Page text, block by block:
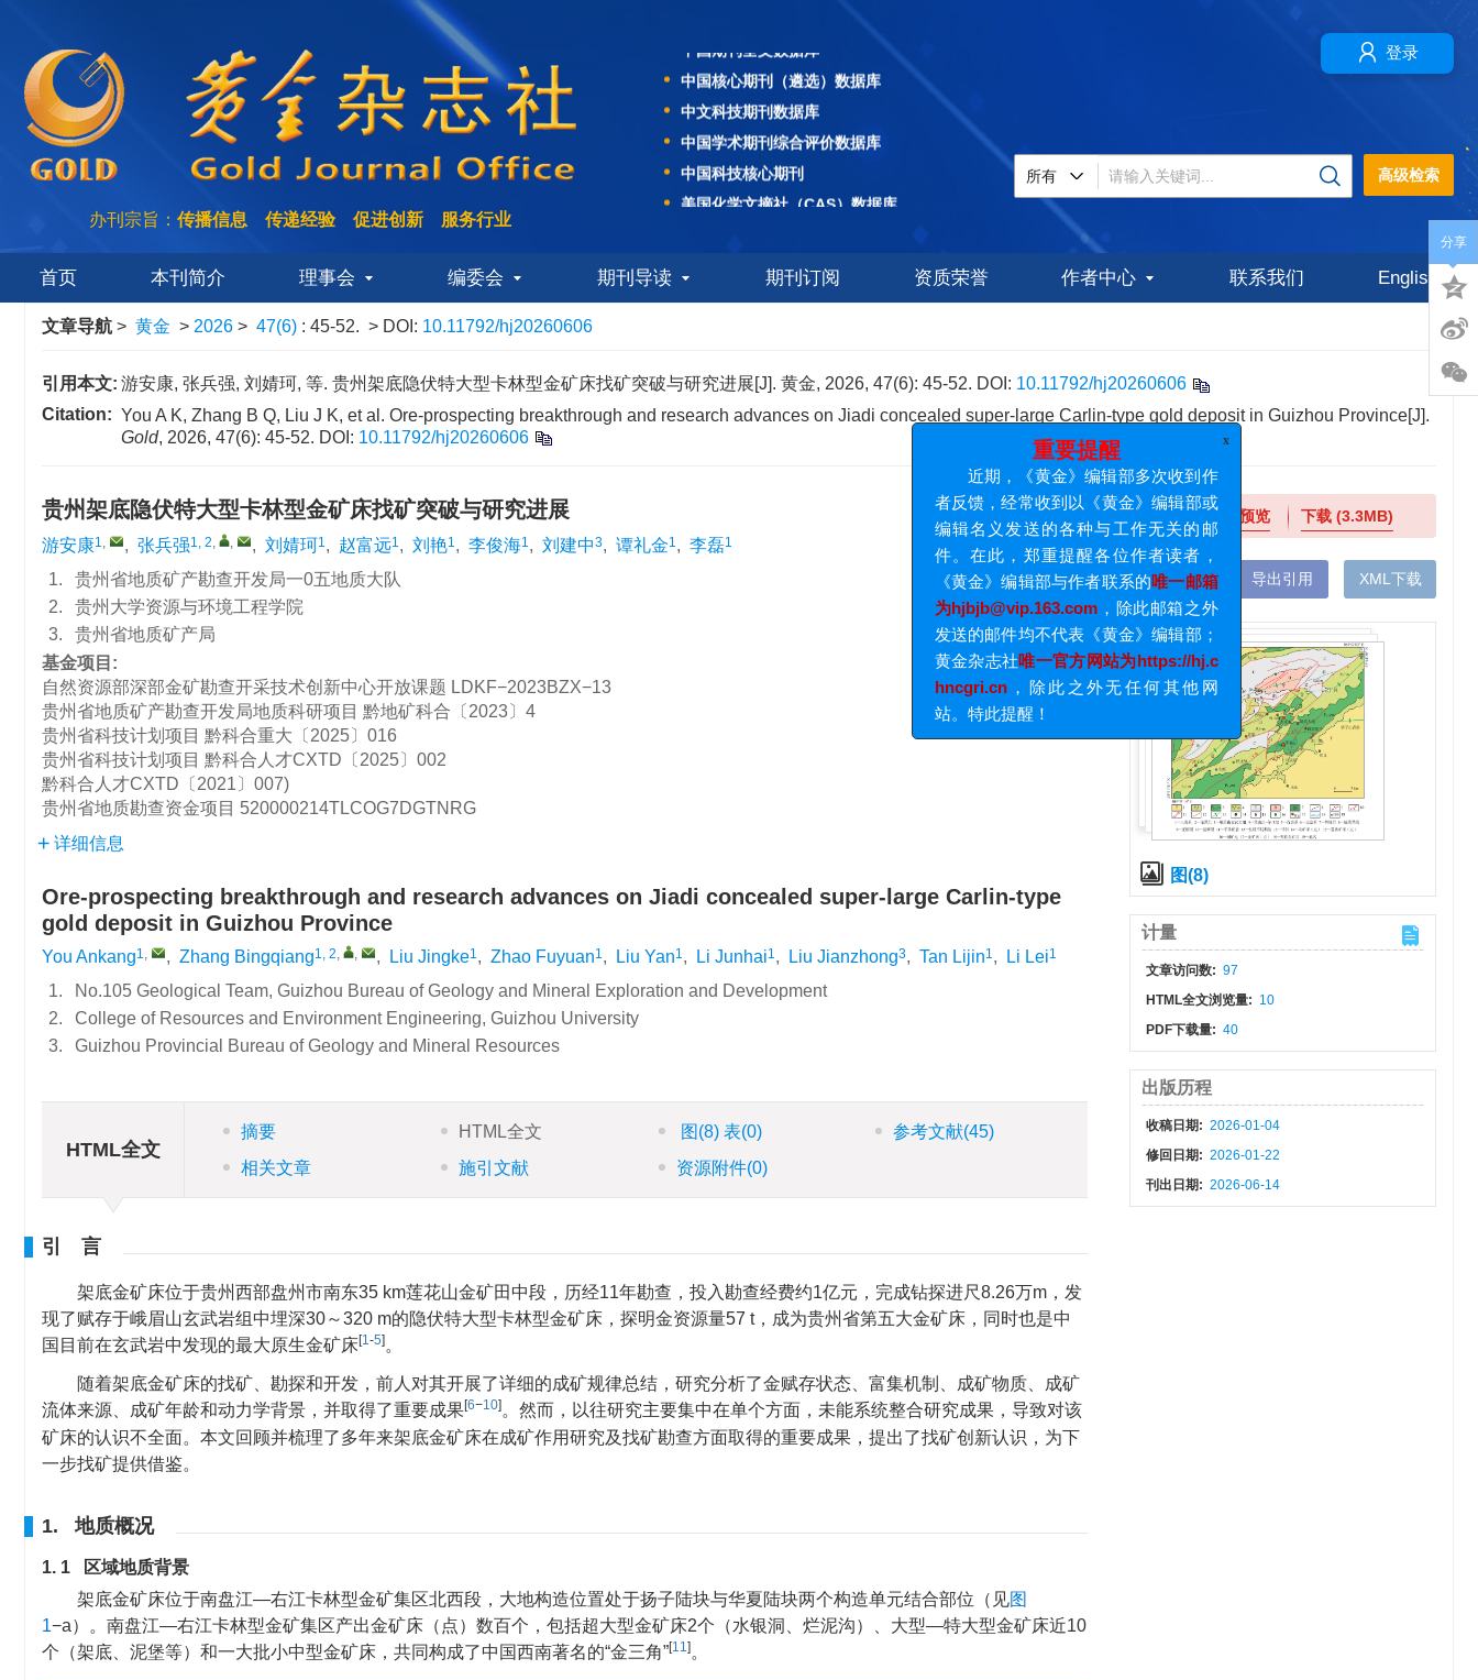
办刊宗旨： 传播信息 传递经验 促进创新 服务行业
中国核心期刊（遴选）数据库
中文科技期刊数据库
中国学术期刊综合评价数据库
中国科技核心期刊
美国化学文摘社（CAS）数据库
美国EBSCO学术数据库
日本科学技术振兴机构数据库（JST）
WJCI科技期刊世界影响力指数报告
中国期刊全文数据库
中国学术期刊综合评价数据库
登录
高级检索
首页 本刊简介 理事会 编委会 期刊导读 期刊订阅 资质荣誉 作者中心 联系我们 English
文章导航 > 黄金 > 2026 > 47(6) : 45-52. > DOI: 10.11792/hj20260606
引用本文: 游安康, 张兵强, 刘婧珂, 等. 贵州架底隐伏特大型卡林型金矿床找矿突破与研究进展[J]. 黄金, 2026, 47(6): 45-52. DOI: 10.11792/hj20260606
Citation: You A K, Zhang B Q, Liu J K, et al. Ore-prospecting breakthrough and research advances on Jiadi concealed super-large Carlin-type gold deposit in Guizhou Province[J].
Gold, 2026, 47(6): 45-52. DOI: 10.11792/hj20260606
贵州架底隐伏特大型卡林型金矿床找矿突破与研究进展
游安康1, , 张兵强1, 2, , , 刘婧珂1, 赵富远1, 刘艳1, 李俊海1, 刘建中3, 谭礼金1, 李磊1
1.
贵州省地质矿产勘查开发局一0五地质大队
2.
贵州大学资源与环境工程学院
3.
贵州省地质矿产局
基金项目:
自然资源部深部金矿勘查开采技术创新中心开放课题 LDKF−2023BZX−13
贵州省地质矿产勘查开发局地质科研项目 黔地矿科合〔2023〕4
贵州省科技计划项目 黔科合重大〔2025〕016
贵州省科技计划项目 黔科合人才CXTD〔2025〕002
黔科合人才CXTD〔2021〕007)
贵州省地质勘查资金项目 520000214TLCOG7DGTNRG
详细信息
Ore-prospecting breakthrough and research advances on Jiadi concealed super-large Carlin-type
gold deposit in Guizhou Province
You Ankang1, , Zhang Bingqiang1, 2, , , Liu Jingke1, Zhao Fuyuan1, Liu Yan1, Li Junhai1, Liu Jianzhong3, Tan Lijin1, Li Lei1
1.
No.105 Geological Team, Guizhou Bureau of Geology and Mineral Exploration and Development
2.
College of Resources and Environment Engineering, Guizhou University
3.
Guizhou Provincial Bureau of Geology and Mineral Resources
HTML全文
摘要 HTML全文 图 (8)表(0) 参考文献(45)
相关文章
施引文献 资源附件(0)
引 言
架底金矿床位于贵州西部盘州市南东35 km莲花山金矿田中段，历经11年勘查，投入勘查经费约1亿元，完成钻探进尺8.26万m，发
现了赋存于峨眉山玄武岩组中埋深30～320 m的隐伏特大型卡林型金矿床，探明金资源量57 t，成为贵州省第五大金矿床，同时也是中
国目前在玄武岩中发现的最大原生金矿床[1-5] 。
随着架底金矿床的找矿、勘探和开发，前人对其开展了详细的成矿规律总结，研究分析了金赋存状态、富集机制、成矿物质、成矿
流体来源、成矿年龄和动力学背景，并取得了重要成果[6−10] 。然而，以往研究主要集中在单个方面，未能系统整合研究成果，导致对该
矿床的认识不全面。本文回顾并梳理了多年来架底金矿床在成矿作用研究及找矿勘查方面取得的重要成果，提出了找矿创新认识，为下
一步找矿提供借鉴。
1. 地质概况
1. 1 区域地质背景
架底金矿床位于南盘江—右江卡林型金矿集区北西段，大地构造位置处于扬子陆块与华夏陆块两个构造单元结合部位（见图
1−a）。南盘江—右江卡林型金矿集区产出金矿床（点）数百个，包括超大型金矿床2个（水银洞、烂泥沟）、大型—特大型金矿床近10
个（架底、泥堡等）和一大批小中型金矿床，共同构成了中国西南著名的“金三角”[11] 。
在线预览 下载(3.3MB)
手机阅读 导出引用 XML下载
图(8)
计量
文章访问数: 97
HTML全文浏览量: 10
PDF下载量: 40
出版历程
收稿日期: 2026-01-04
修回日期: 2026-01-22
刊出日期: 2026-06-14
分享
重要提醒
近期，《黄金》编辑部多次收到作
者反馈，经常收到以《黄金》编辑部或
编辑名义发送的各种与工作无关的邮
件。在此，郑重提醒各位作者读者，
《黄金》编辑部与作者联系的唯一邮箱
为hjbjb@vip.163.com，除此邮箱之外
发送的邮件均不代表《黄金》编辑部；
唯一官方网站为https://hj.c
，除此之外无任何其他网